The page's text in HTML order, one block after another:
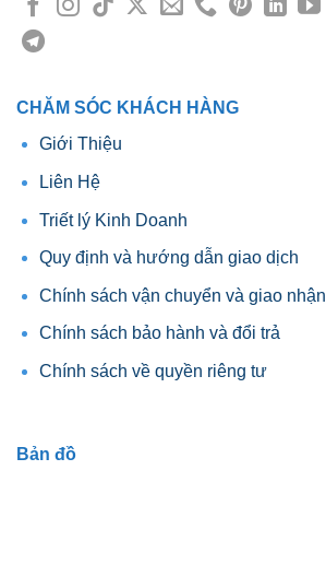
CHĂM SÓC KHÁCH HÀNG
Giới Thiệu
Liên Hệ
Triết lý Kinh Doanh
Quy định và hướng dẫn giao dịch
Chính sách vận chuyển và giao nhận
Chính sách bảo hành và đổi trả
Chính sách về quyền riêng tư
Bản đồ